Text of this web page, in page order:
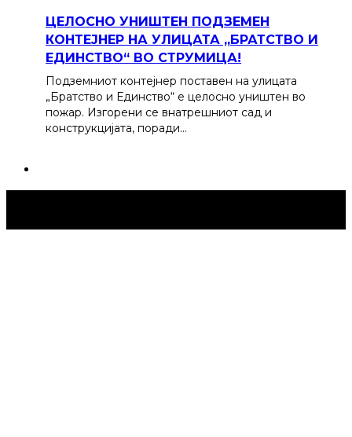
ЦЕЛОСНО УНИШТЕН ПОДЗЕМЕН
КОНТЕЈНЕР НА УЛИЦАТА „БРАТСТВО И
ЕДИНСТВО“ ВО СТРУМИЦА!
Подземниот контејнер поставен на улицата
„Братство и Единство“ е целосно уништен во
пожар. Изгорени се внатрешниот сад и
конструкцијата, поради…